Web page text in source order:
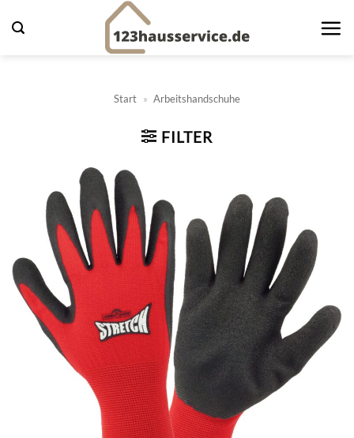
Inhalt
Start » Arbeitshandschuhe
FILTER